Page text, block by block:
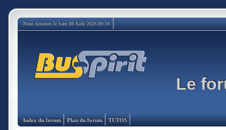
Nous sommes le Sam 08 Août 2026 09:34
Le
Index du forum Plan du forum TUTOS